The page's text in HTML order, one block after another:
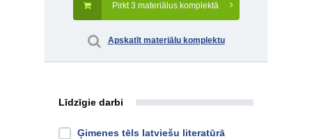
Pirkt 3 materiālus komplektā
Apskatīt materiālu komplektu
Līdzīgie darbi
Ģimenes tēls latviešu literatūrā